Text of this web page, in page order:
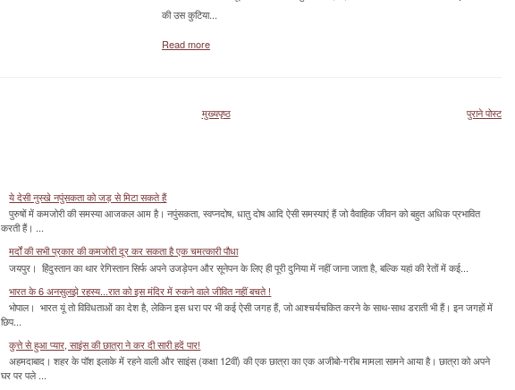
की उस कुटिया...
Read more
पुराने पोस्ट
मुख्यपृष्ठ
ये देसी नुस्खे नपुंसकता को जड़ से मिटा सकते हैं
पुरुषों में कमजोरी की समस्या आजकल आम है। नपुंसकता, स्वप्नदोष, धातु दोष आदि ऐसी समस्याएं हैं जो वैवाहिक जीवन को बहुत अधिक प्रभावित
करती हैं। ...
मर्दों की सभी प्रकार की कमजोरी दूर कर सकता है एक चमत्‍कारी पौधा
जयपुर। हिंदुस्‍तान का थार रेगिस्‍तान सिर्फ अपने उजड़ेपन और सूनेपन के लिए ही पूरी दुनिया में नहीं जाना जाता है, बल्कि यहां की रेतों में कई...
भारत के 6 अनसुलझे रहस्य...रात को इस मंदिर में रुकने वाले जीवित नहीं बचते !
भोपाल। भारत यूं तो विविधताओं का देश है, लेकिन इस धरा पर भी कई ऐसी जगह हैं, जो आश्चर्यचकित करने के साथ-साथ डराती भी हैं। इन जगहों में
छिप...
कुत्ते से हुआ प्यार, साइंस की छात्रा ने कर दी सारी हदें पार!
अहमदाबाद। शहर के पॉश इलाके में रहने वाली और साइंस (कक्षा 12वीं) की एक छात्रा का एक अजीबो-गरीब मामला सामने आया है। छात्रा को अपने
घर पर पले ...